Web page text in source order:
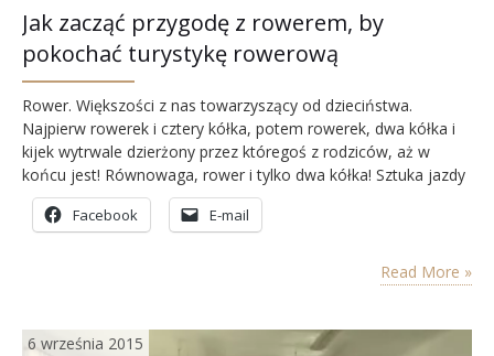
Jak zacząć przygodę z rowerem, by
pokochać turystykę rowerową
Rower. Większości z nas towarzyszący od dzieciństwa.
Najpierw rowerek i cztery kółka, potem rowerek, dwa kółka i
kijek wytrwale dzierżony przez któregoś z rodziców, aż w
końcu jest! Równowaga, rower i tylko dwa kółka! Sztuka jazdy
na rowerze opanowana! Droga do tej sztuki usłana upadkami,
obdartymi łokciami i kolanami. Ale co tam upadki, krew, siniaki
Facebook E-mail
Read More »
6 września 2015